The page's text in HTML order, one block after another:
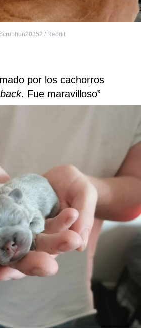
/ Reddit
por los cachorros
. Fue maravilloso”